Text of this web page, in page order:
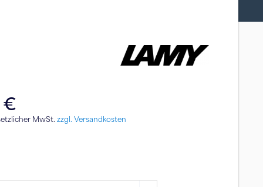
€
MwSt.zzgl. Versandkosten